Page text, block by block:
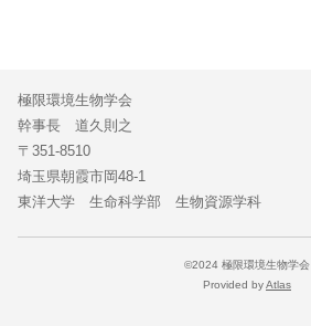
極限環境生物学会
幹事長 道久則之
〒351-8510
埼玉県朝霞市岡48-1
東洋大学 生命科学部 生物資源学科
©2024 極限環境生物学会
Provided byAtlas